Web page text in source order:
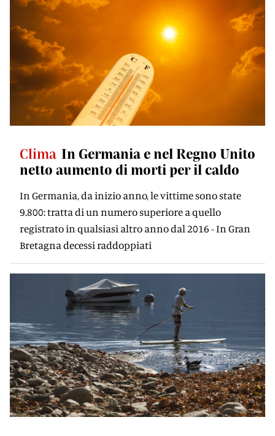
Clima In Germania e nel Regno Unito
netto aumento di morti per il caldo
In Germania, da inizio anno, le vittime sono state
9.800: tratta di un numero superiore a quello
registrato in qualsiasi altro anno dal 2016 - In Gran
Bretagna decessi raddoppiati